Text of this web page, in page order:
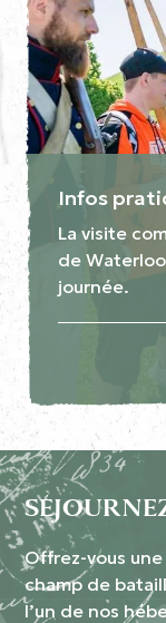
Infos
La visite
de
journée.
Offrez-vous
champ de
l’un de nos